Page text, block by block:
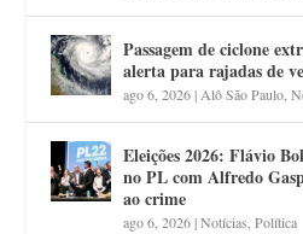
Passagem de ciclone
alerta para rajadas de
ago 6, 2026|Alô São Paulo,
Eleições 2026: Flávio
no PL com Alfredo
ao crime
ago 6, 2026|Notícias,Política